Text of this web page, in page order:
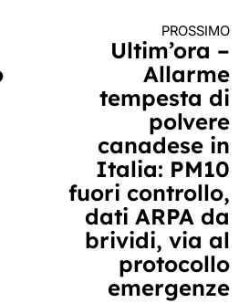
PROSSIMO
Ultim’ora –
Allarme
tempesta di
polvere
canadese in
Italia: PM10
fuori controllo,
dati ARPA da
brividi, via al
protocollo
emergenze